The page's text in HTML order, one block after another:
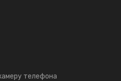
телефона